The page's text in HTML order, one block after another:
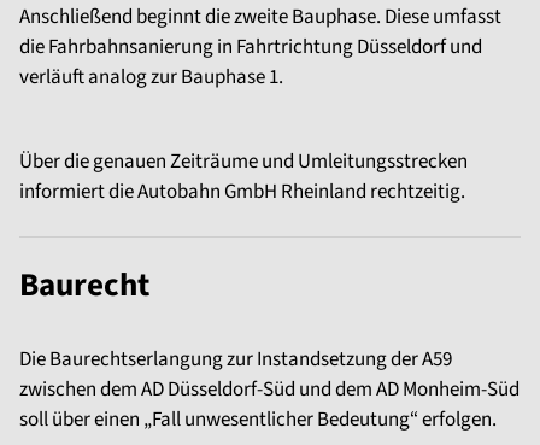
Anschließend beginnt die zweite Bauphase. Diese umfasst
die Fahrbahnsanierung in Fahrtrichtung Düsseldorf und
verläuft analog zur Bauphase 1.
Über die genauen Zeiträume und Umleitungsstrecken
informiert die Autobahn GmbH Rheinland rechtzeitig.
Baurecht
Die Baurechtserlangung zur Instandsetzung der A59
zwischen dem AD Düsseldorf-Süd und dem AD Monheim-Süd
soll über einen „Fall unwesentlicher Bedeutung“ erfolgen.